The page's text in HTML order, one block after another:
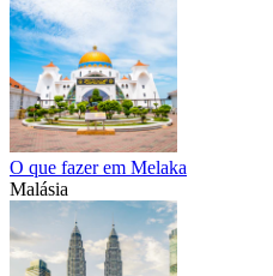
O que fazer em Melaka
Malásia